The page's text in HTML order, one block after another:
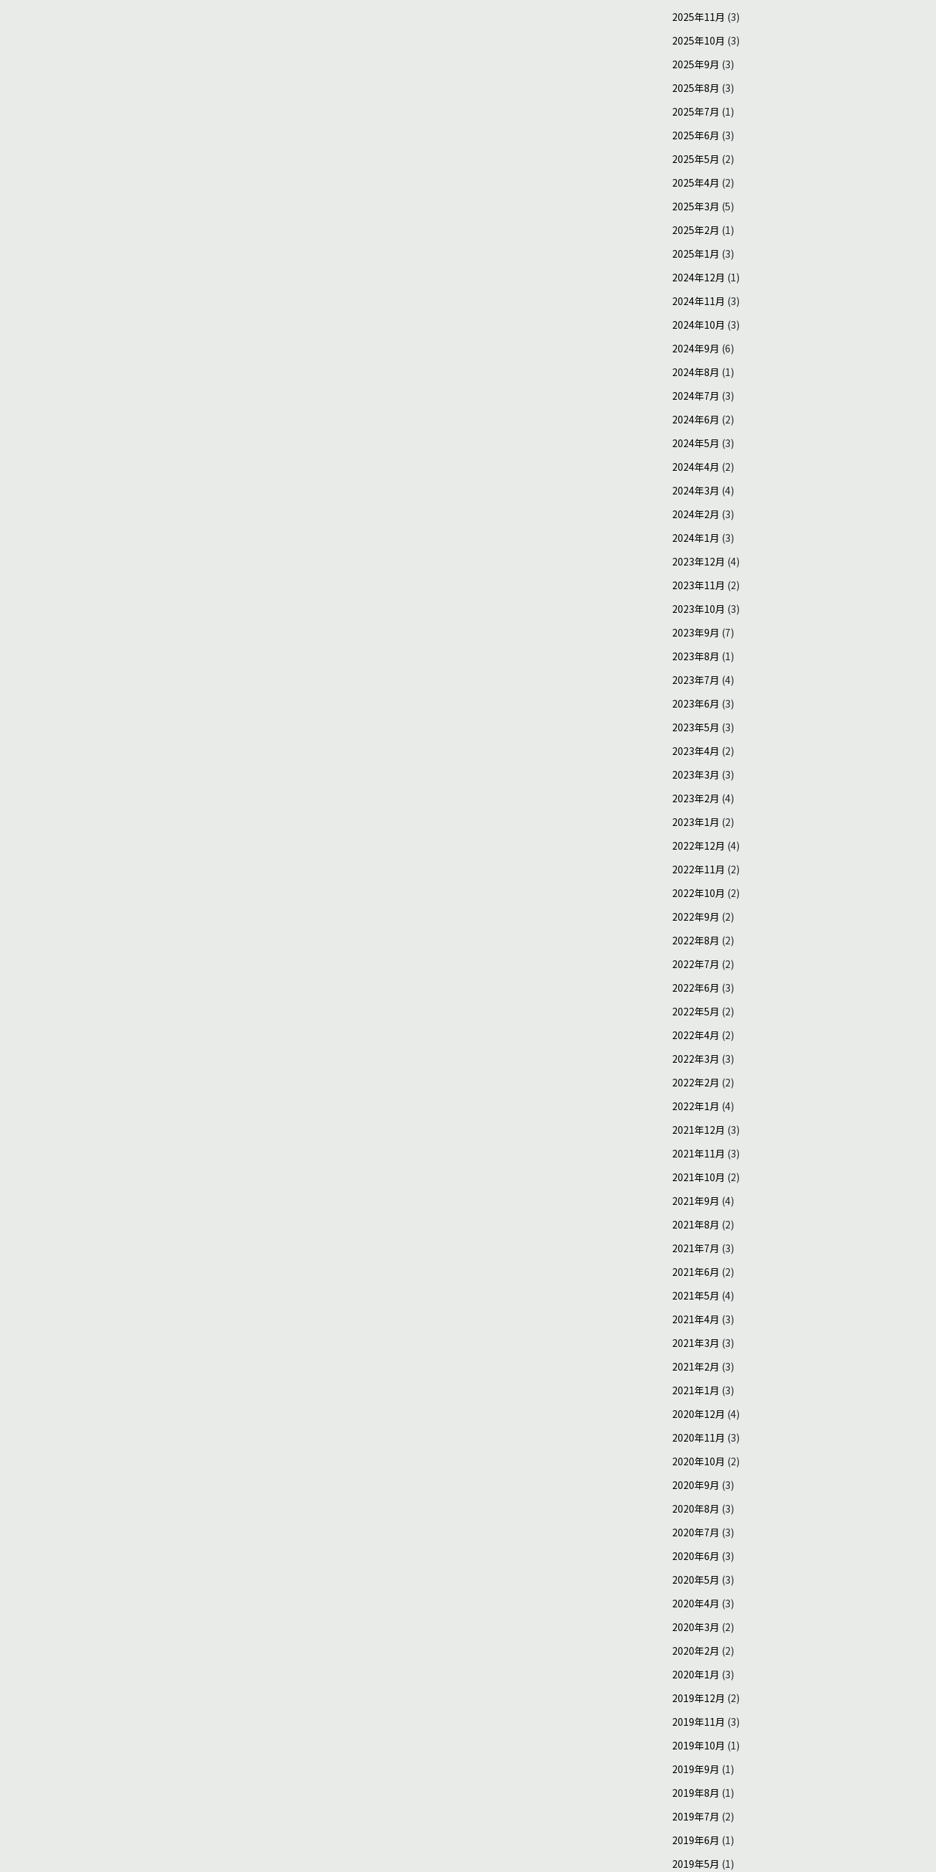
2025年11月 (3)
2025年10月 (3)
2025年9月 (3)
2025年8月 (3)
2025年7月 (1)
2025年6月 (3)
2025年5月 (2)
2025年4月 (2)
2025年3月 (5)
2025年2月 (1)
2025年1月 (3)
2024年12月 (1)
2024年11月 (3)
2024年10月 (3)
2024年9月 (6)
2024年8月 (1)
2024年7月 (3)
2024年6月 (2)
2024年5月 (3)
2024年4月 (2)
2024年3月 (4)
2024年2月 (3)
2024年1月 (3)
2023年12月 (4)
2023年11月 (2)
2023年10月 (3)
2023年9月 (7)
2023年8月 (1)
2023年7月 (4)
2023年6月 (3)
2023年5月 (3)
2023年4月 (2)
2023年3月 (3)
2023年2月 (4)
2023年1月 (2)
2022年12月 (4)
2022年11月 (2)
2022年10月 (2)
2022年9月 (2)
2022年8月 (2)
2022年7月 (2)
2022年6月 (3)
2022年5月 (2)
2022年4月 (2)
2022年3月 (3)
2022年2月 (2)
2022年1月 (4)
2021年12月 (3)
2021年11月 (3)
2021年10月 (2)
2021年9月 (4)
2021年8月 (2)
2021年7月 (3)
2021年6月 (2)
2021年5月 (4)
2021年4月 (3)
2021年3月 (3)
2021年2月 (3)
2021年1月 (3)
2020年12月 (4)
2020年11月 (3)
2020年10月 (2)
2020年9月 (3)
2020年8月 (3)
2020年7月 (3)
2020年6月 (3)
2020年5月 (3)
2020年4月 (3)
2020年3月 (2)
2020年2月 (2)
2020年1月 (3)
2019年12月 (2)
2019年11月 (3)
2019年10月 (1)
2019年9月 (1)
2019年8月 (1)
2019年7月 (2)
2019年6月 (1)
2019年5月 (1)